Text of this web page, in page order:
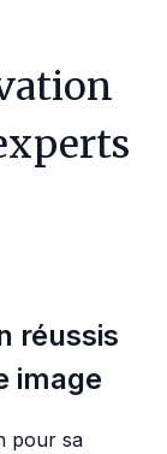
réussis
image
pour sa